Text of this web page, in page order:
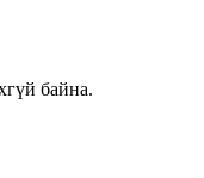
байна.